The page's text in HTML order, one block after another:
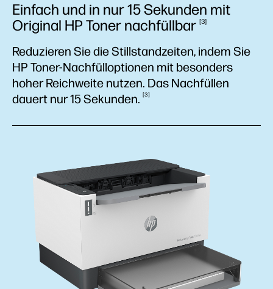
Einfach und in nur 15 Sekunden mit
Original HP Toner nachfüllbar 3
Reduzieren Sie die Stillstandzeiten, indem Sie
HP Toner-Nachfülloptionen mit besonders
hoher Reichweite nutzen. Das Nachfüllen
dauert nur 15Sekunden. 3